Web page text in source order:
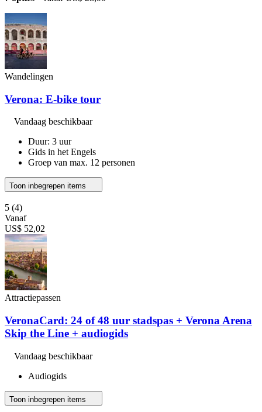
Wandelingen
Verona: E-bike tour
Vandaag beschikbaar
Duur: 3 uur
Gids in het Engels
Groep van max. 12 personen
Toon inbegrepen items
5 (4)
Vanaf
US$ 52,02
Attractiepassen
VeronaCard: 24 of 48 uur stadspas + Verona Arena
Skip the Line + audiogids
Vandaag beschikbaar
Audiogids
Toon inbegrepen items